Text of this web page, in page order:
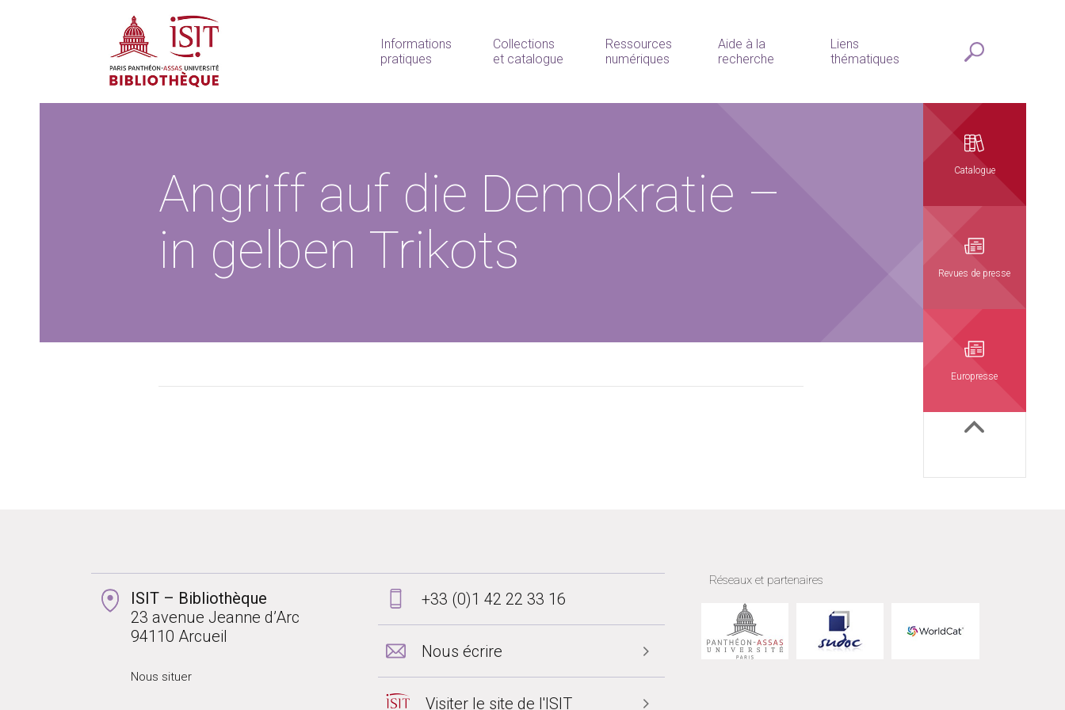
Informations
pratiques
Collections
et catalogue
Ressources
numériques
Aide à la
recherche
Liens
thématiques
Angriff auf die Demokratie –
in gelben Trikots
Catalogue
Revues de presse
Europresse
ISIT – Bibliothèque
23 avenue Jeanne d’Arc
94110 Arcueil
Nous situer
+33 (0)1 42 22 33 16
Nous écrire
Visiter le site de l'ISIT
Réseaux et partenaires